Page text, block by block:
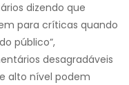
dizendo que
para críticas quando
público”,
desagradáveis
alto nível podem